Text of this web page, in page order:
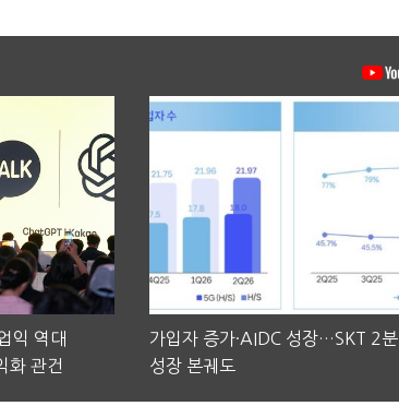
익 역대
화 관건
가입자 증가·AIDC 성장…SKT 2
성장 본궤도